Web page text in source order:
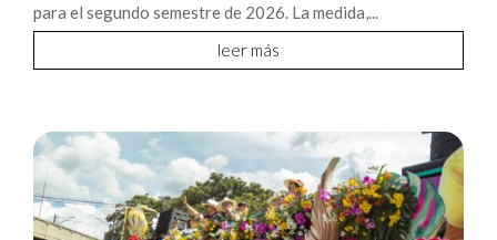
para el segundo semestre de 2026. La medida,...
leer más